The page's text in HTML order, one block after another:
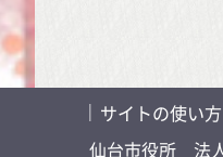
サイトの使い方
仙台市役所 法